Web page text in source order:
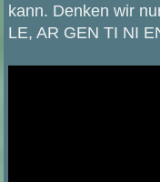
kann. Denken wir
LE, AR GEN TI NI